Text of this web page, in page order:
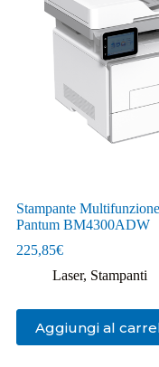
Stampante
Pantum BM4300ADW
225,85€
Laser, Stampanti
Aggiungi al